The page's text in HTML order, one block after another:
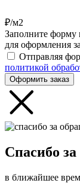
₽/м2
Заполните
для оформления
Отправляя
политикой
Оформить заказ
Спасибо
в ближайшее